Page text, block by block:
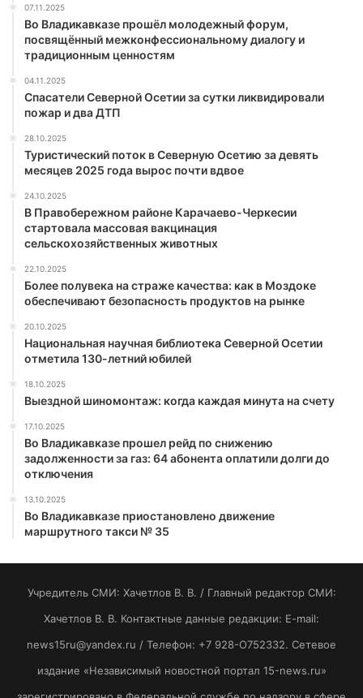
07.11.2025
Во Владикавказе прошёл молодежный форум,
посвящённый межконфессиональному диалогу и
традиционным ценностям
04.11.2025
Спасатели Северной Осетии за сутки ликвидировали
пожар и два ДТП
28.10.2025
Туристический поток в Северную Осетию за девять
месяцев 2025 года вырос почти вдвое
24.10.2025
В Правобережном районе Карачаево-Черкесии
стартовала массовая вакцинация
сельскохозяйственных животных
22.10.2025
Более полувека на страже качества: как в Моздоке
обеспечивают безопасность продуктов на рынке
20.10.2025
Национальная научная библиотека Северной Осетии
отметила 130-летний юбилей
18.10.2025
Выездной шиномонтаж: когда каждая минута на счету
17.10.2025
Во Владикавказе прошел рейд по снижению
задолженности за газ: 64 абонента оплатили долги до
отключения
13.10.2025
Во Владикавказе приостановлено движение
маршрутного такси № 35
Учредитель СМИ: Хaчeтлoв B. B. / Главный редактор СМИ:
Хaчeтлoв B. B. Контактные данные редакции: E-mail:
news15ru@yandex.ru / Телефон: +7 928-O752332. Сетевое
издание «Независимый новостной портал 15-news.ru»